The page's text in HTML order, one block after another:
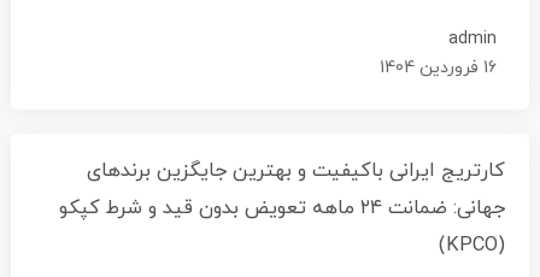
admin
کارتریج ایرانی باکیفیت و بهترین جایگزین برندهای
جهانی: ضمانت ۲۴ ماهه تعویض بدون قید و شرط کپکو